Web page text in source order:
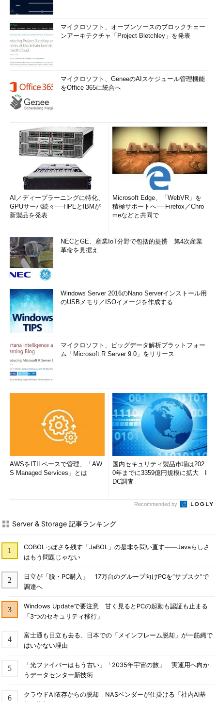
「%windir%\System32\vmwp.exe」プロセスの除外設定が必要
です。
Azureで評価する場合はAzureのマルウエア対策を使用しな
いこと
Windows Server Technical PreviewおよびWindows 10
Technical Preview for Enterpriseは、Azure仮想マシンのテンプ
レートを使用してMicrosoft Azureのクラウド上で評価すること
ができます。
セキュリティ拡張機能として「
Microsoft Antimalware for
Azure」や他社のマルウエア対策製品を有効にできますが、
Windows Server Technical PreviewやWindows 10 Technical
Preview for Enterpriseに対してはこのセキュリティ拡張を有効
化してはいけません（画面8
）。これらのOSでは、標準の
Windows Defenderを利用してください。
画面8Azure仮想マシンでWindows Server Technical Previ
ewを評価する場合は、Azureが提供するセキュリティ拡張機
能を有効にしないこと
Microsoft Antimalware for Azureは、現状、Windows Server
Technical PreviewおよびWindows 10 Technical Preview for
Enterpriseをサポートしないことが明らかになっています。これ
は、Windows Defenderと重複することが問題なのではなく、
System Center Endpoint Protectionと同様に互換性の問題があ
るからだと想像します。Windows ServerおよびWindowsの次期
バージョンに対するサポートは、将来追加される予定とのことで
山市 良（やまいち りょう）
Sep 2014）。SIer、IT出版社、中堅企業のシステム管理者を
テクノロジを中心に、IT雑誌、Webサイトへの記事の寄稿、ド
キュメント作成、事例取材などを手がける。個人ブログは『山
市良のえぬなんとかわーるど』。
マイクロソフト、オープンソースのブロックチェー
ンアーキテクチャ「Project Bletchley」を発表
マイクロソフト、GeneeのAIスケジュール管理機能
をOffice 365に統合へ
AI／ディープラーニングに特化、
GPUサーバ続々──HPEとIBMが
新製品を発表
Microsoft Edge、「WebVR」を
積極サポートへ──Firefox／Chro
meなどと共同で
NECとGE、産業IoT分野で包括的提携 第4次産業
革命を見据え
Windows Server 2016のNano Serverインストール用
のUSBメモリ／ISOイメージを作成する
マイクロソフト、ビッグデータ解析プラットフォー
ム「Microsoft R Server 9.0」をリリース
AWSをITILベースで管理、「AW
S Managed Services」とは
国内セキュリティ製品市場は202
0年までに3359億円規模に拡大 I
DC調査
Recommended by
Server & Storage 記事ランキング
COBOLっぽさを残す「JaBOL」の是非を問い直す――Javaらしさ
はもう問題じゃない
日立が「脱・PC購入」 17万台のグループ向けPCを“サブスク”で
調達へ
Windows Updateで要注意 甘く見るとPCの起動も認証も止まる
「3つのセキュリティ移行」
富士通も日立も去る、日本での「メインフレーム脱却」が一筋縄で
はいかない理由
「光ファイバーはもう古い」「2035年宇宙の旅」 実運用へ向か
うデータセンター新技術
クラウドAI依存からの脱却 NASベンダーが仕掛ける「社内AI基